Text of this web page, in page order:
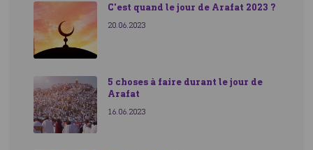
C'est quand le jour de Arafat 2023 ?
20.06.2023
5 choses à faire durant le jour de
Arafat
16.06.2023